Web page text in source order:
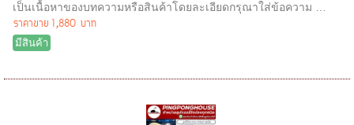
เป็นเนื้อหาของบทความหรือสินค้าโดยละเอียดกรุณาใส่ข้อความ …
ราคาขาย 1,880 บาท
มีสินค้า